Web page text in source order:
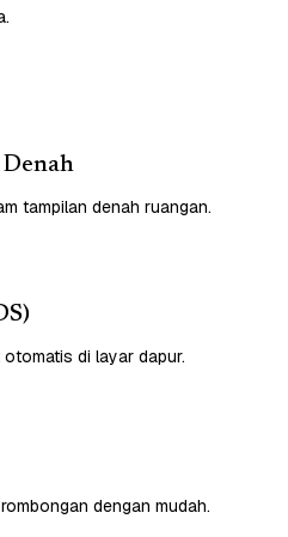
tampilan denah ruangan.
di layar dapur.
dengan mudah.